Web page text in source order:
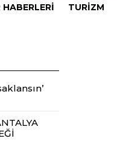
HABERLERI TURIZM